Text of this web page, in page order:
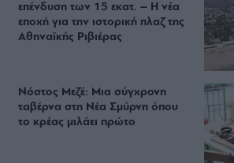
επένδυση των 15 εκατ. – Η νέα
εποχή για την ιστορική πλαζ της
Αθηναϊκής Ριβιέρας
Νόστος Μεζέ: Μια σύγχρονη
ταβέρνα στη Νέα Σμύρνη όπου
το κρέας μιλάει πρώτο